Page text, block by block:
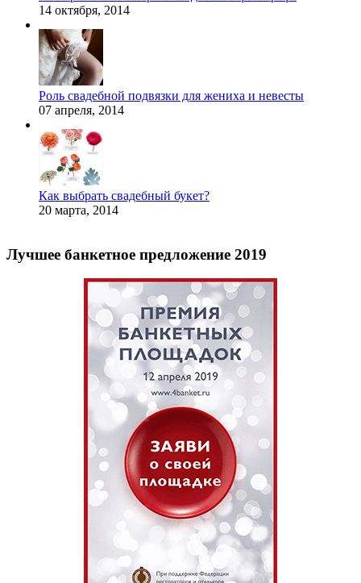
14 октября, 2014
Роль свадебной подвязки для жениха и невесты
07 апреля, 2014
Как выбрать свадебный букет?
20 марта, 2014
Лучшее банкетное предложение 2019